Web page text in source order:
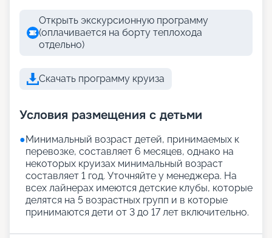
Открыть экскурсионную программу
(оплачивается на борту теплохода
отдельно)
Скачать программу круиза
Условия размещения с детьми
●Минимальный возраст детей, принимаемых к
перевозке, составляет 6 месяцев, однако на
некоторых круизах минимальный возраст
составляет 1 год. Уточняйте у менеджера. На
всех лайнерах имеются детские клубы, которые
делятся на 5 возрастных групп и в которые
принимаются дети от 3 до 17 лет включительно.